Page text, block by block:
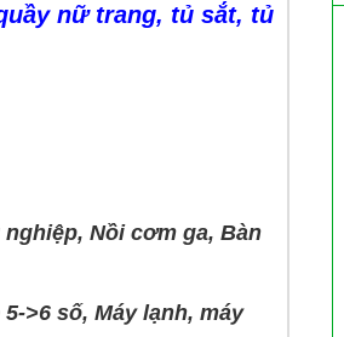
nữ trang, tủ sắt, tủ
Nồi cơm ga, Bàn
>6 số, Máy lạnh, máy